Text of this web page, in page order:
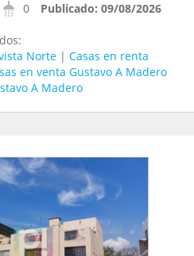
0 Publicado: 09/08/2026
Norte | Casas en renta
en venta Gustavo A Madero
A Madero